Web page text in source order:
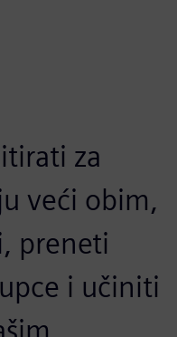
za
veći obim,
preneti
i učiniti